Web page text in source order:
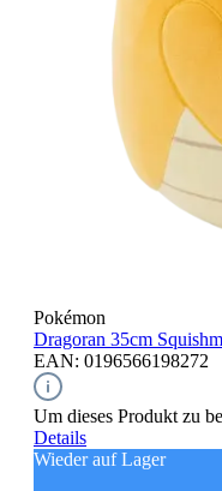
Pokémon
Dragoran 35cm
EAN: 0196566198272
Um dieses Produkt zu
Details
Wieder auf Lager